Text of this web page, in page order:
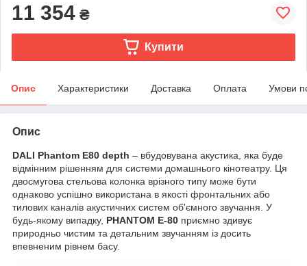
11 354 ₴
Купити
Опис Характеристики Доставка Оплата Умови
Опис
DALI Phantom E80 depth – вбудовувана акустика, яка буде
відмінним рішенням для системи домашнього кінотеатру. Ця
двосмугова стельова колонка врізного типу може бути
однаково успішно використана в якості фронтальних або
тилових каналів акустичних систем об'ємного звучання. У
будь-якому випадку, PHANTOM E-80 приємно здивує
природньо чистим та детальним звучанням із досить
впевненим рівнем басу.